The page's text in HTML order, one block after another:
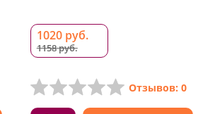
1020 руб.
1158 руб.
Отзывов: 0